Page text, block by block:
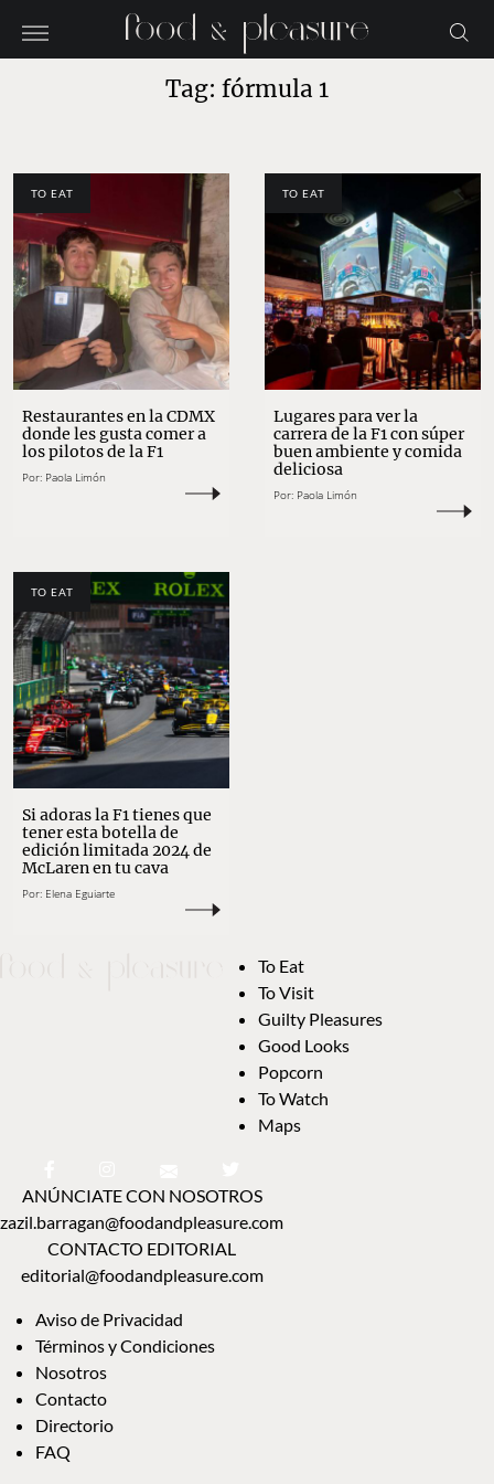
Tag: fórmula 1
TO EAT
Restaurantes en la CDMX
donde les gusta comer a
los pilotos de la F1
Por: Paola Limón
TO EAT
Lugares para ver la
carrera de la F1 con súper
buen ambiente y comida
deliciosa
Por: Paola Limón
TO EAT
Si adoras la F1 tienes que
tener esta botella de
edición limitada 2024 de
McLaren en tu cava
Por: Elena Eguiarte
To Eat
To Visit
Guilty Pleasures
Good Looks
Popcorn
To Watch
Maps
ANÚNCIATE CON NOSOTROS
zazil.barragan@foodandpleasure.com
CONTACTO EDITORIAL
editorial@foodandpleasure.com
Aviso de Privacidad
Términos y Condiciones
Nosotros
Contacto
Directorio
FAQ